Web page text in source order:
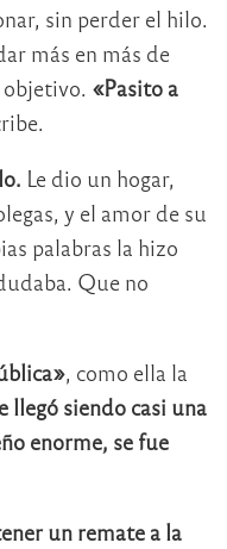
sin perder el hilo.
más en más de
objetivo. «Pasito a
Le dio un hogar,
y el amor de su
palabras la hizo
Que no
, como ella la
llegó siendo casi una
enorme, se fue
un remate a la